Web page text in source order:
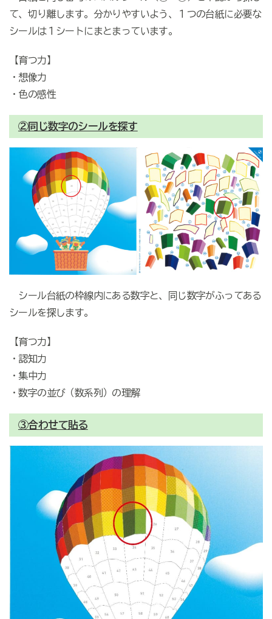
て、切り離します。分かりやすいよう、１つの台紙に必要な
シールは１シートにまとまっています。
【育つ力】
・想像力
・色の感性
②同じ数字のシールを探す
シール台紙の枠線内にある数字と、同じ数字がふってある
シールを探します。
【育つ力】
・認知力
・集中力
・数字の並び（数系列）の理解
③合わせて貼る